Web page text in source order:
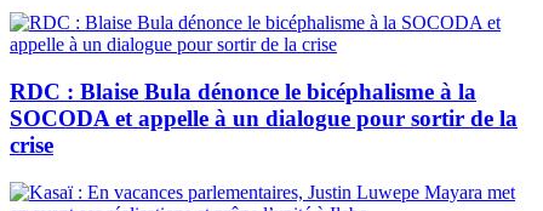
RDC : Blaise Bula dénonce le bicéphalisme à la
SOCODA et appelle à un dialogue pour sortir de la
crise